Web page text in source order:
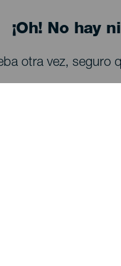
¡Oh! No hay
otra vez, seguro